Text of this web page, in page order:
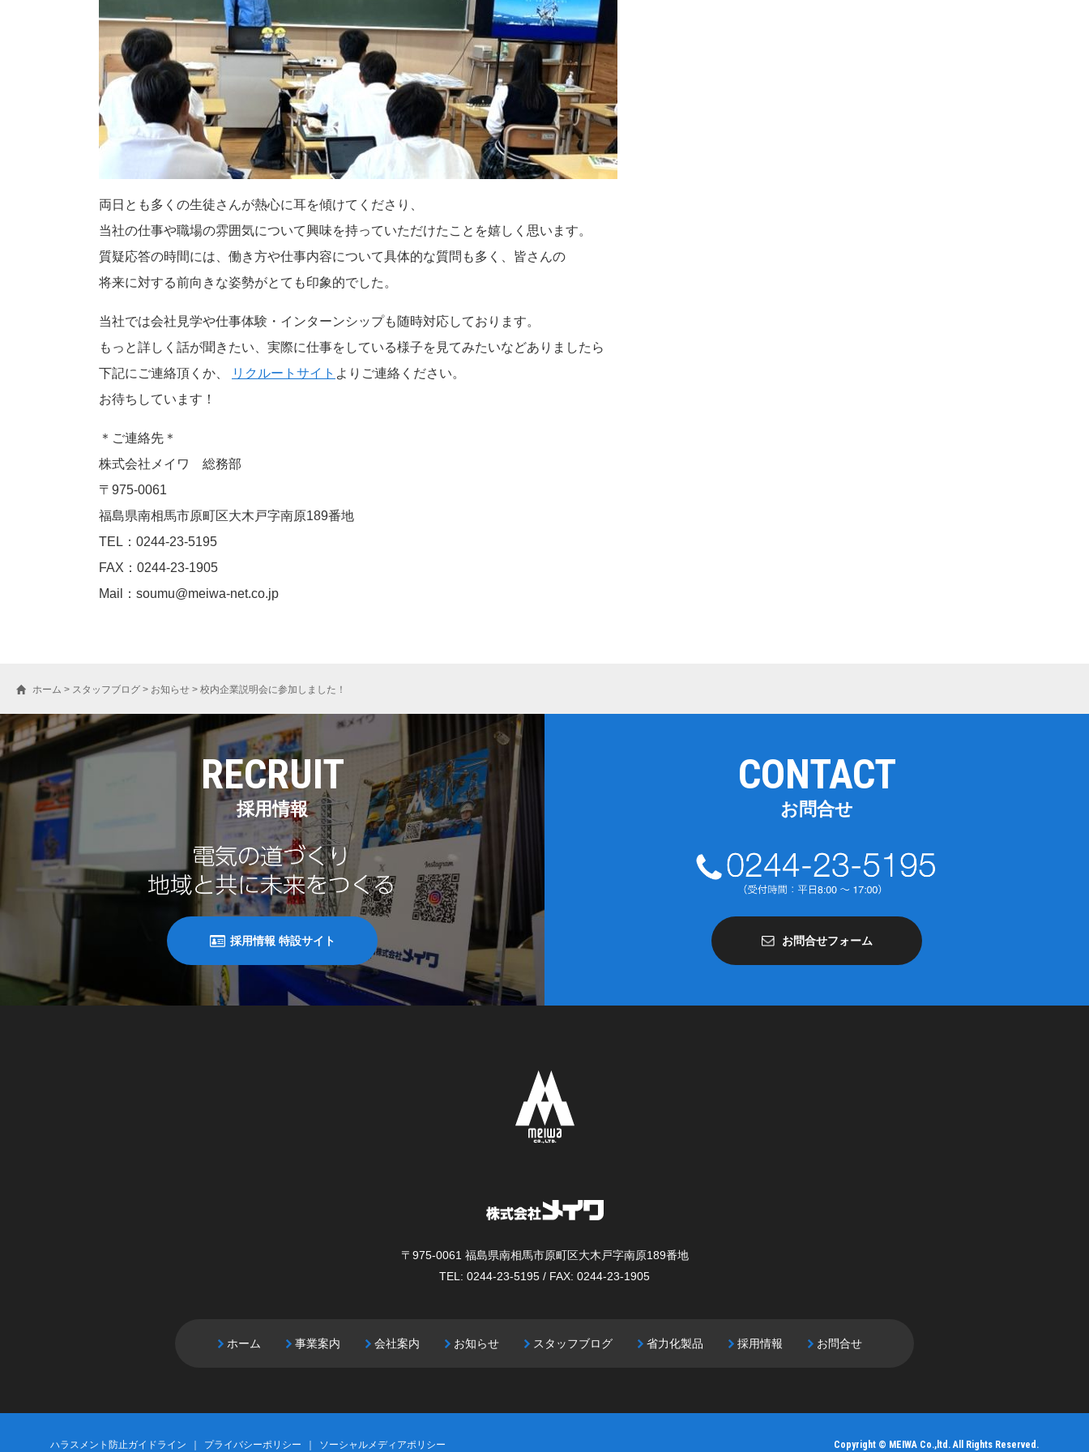
両日とも多くの生徒さんが熱心に耳を傾けてくださり、
当社の仕事や職場の雰囲気について興味を持っていただけたことを嬉しく思います。
質疑応答の時間には、働き方や仕事内容について具体的な質問も多く、皆さんの
将来に対する前向きな姿勢がとても印象的でした。
当社では会社見学や仕事体験・インターンシップも随時対応しております。
もっと詳しく話が聞きたい、実際に仕事をしている様子を見てみたいなどありましたら
下記にご連絡頂くか、
リクルートサイト よりご連絡ください。
お待ちしています！
＊ご連絡先＊
株式会社メイワ 総務部
〒975-0061
福島県南相馬市原町区大木戸字南原189番地
TEL：0244-23-5195
FAX：0244-23-1905
Mail：soumu@meiwa-net.co.jp
ホーム > スタッフブログ > お知らせ > 校内企業説明会に参加しました！
RECRUIT
採用情報
採用情報 特設サイト
CONTACT
お問合せ
お問合せフォーム
〒975-0061 福島県南相馬市原町区大木戸字南原189番地
TEL: 0244-23-5195 / FAX: 0244-23-1905
ホーム 事業案内 会社案内 お知らせ スタッフブログ 省力化製品 採用情報 お問合せ
ハラスメント防止ガイドライン プライバシーポリシー ソーシャルメディアポリシー Copyright © MEIWA Co.,ltd. All Rights Reserved.